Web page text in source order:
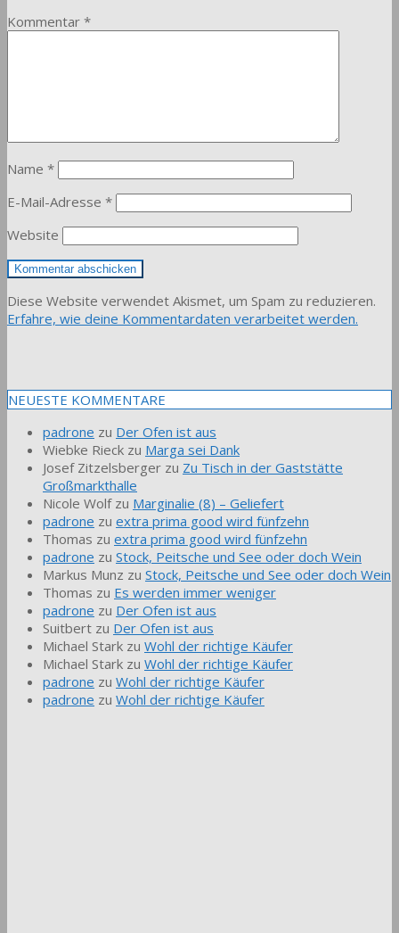
Kommentar *
Name *
E-Mail-Adresse *
Website
Diese Website verwendet Akismet, um Spam zu reduzieren.
Erfahre, wie deine Kommentardaten verarbeitet werden.
NEUESTE KOMMENTARE
padrone zu Der Ofen ist aus
Wiebke Rieck zu Marga sei Dank
Josef Zitzelsberger zu Zu Tisch in der Gaststätte
Großmarkthalle
Nicole Wolfzu Marginalie (8) – Geliefert
padrone zu extra prima good wird fünfzehn
Thomas zu extra prima good wird fünfzehn
padrone zu Stock, Peitsche und See oder doch Wein
Markus Munz zu Stock, Peitsche und See oder doch Wein
Thomas zu Es werden immer weniger
padrone zu Der Ofen ist aus
Suitbert zu Der Ofen ist aus
Michael Stark zu Wohl der richtige Käufer
Michael Stark zu Wohl der richtige Käufer
padrone zu Wohl der richtige Käufer
padrone zu Wohl der richtige Käufer